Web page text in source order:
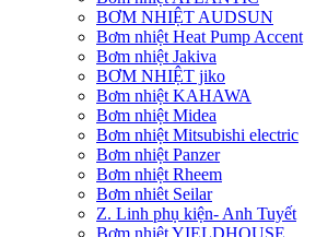
BƠM NHIỆT AUDSUN
Bơm nhiệt Heat Pump Accent
Bơm nhiệt Jakiva
BƠM NHIỆT jiko
Bơm nhiệt KAHAWA
Bơm nhiệt Midea
Bơm nhiệt Mitsubishi electric
Bơm nhiệt Panzer
Bơm nhiệt Rheem
Bơm nhiêt Seilar
Z. Linh phụ kiện- Anh Tuyết
Bơm nhiệt YIELDHOUSE